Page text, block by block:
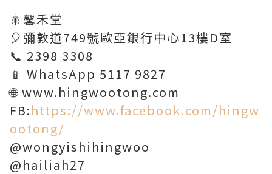
🎇馨禾堂
🎈彌敦道749號歐亞銀行中心13樓D室
📞 2398 3308
📱 WhatsApp 5117 9827
🌐 www.hingwootong.com
FB:https://www.facebook.com/hingw
ootong/
@wongyishihingwoo
@hailiah27